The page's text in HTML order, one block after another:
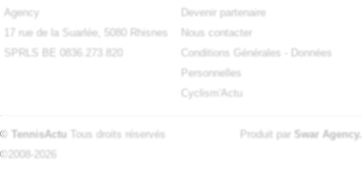
Agency
17 rue de la Suarlée, 5080 Rhisnes
SPRLS BE 0836.273.820
Devenir partenaire
Nous contacter
Conditions Générales
Données
Personnelles
Cyclism'Actu
© TennisActu Tous droits réservés
©2008-2026
Produit par Swar Agency.